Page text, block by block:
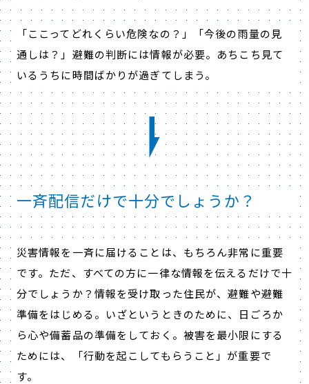
「ここってどれくらい危険なの？」「今後の雨量の見
通しは？」避難の判断には情報が必要。あちこち見て
いるうちに時間ばかりが過ぎてしまう。
一斉配信だけで十分でしょうか？
災害情報を一斉に届けることは、もちろん非常に重要
です。ただ、すべての方に一律な情報を伝えるだけで十
分でしょうか？情報を受け取った住民が、避難や避難
準備をはじめる。いざというときのために、日ごろか
ら心や備蓄品の準備をしておく。被害を最小限にする
ためには、「行動を起こしてもらうこと」が重要で
す。